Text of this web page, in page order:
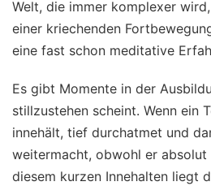
Welt, die immer komplexer
einer kriechenden
eine fast schon meditative
Es gibt Momente in der
stillzustehen scheint. Wenn ein
innehält, tief durchatmet und
weitermacht, obwohl er absolut
diesem kurzen Innehalten liegt